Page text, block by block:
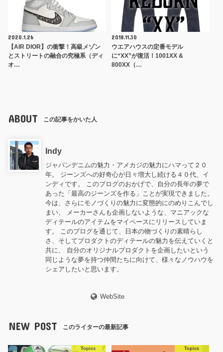
2020.1.26
【AIR DIOR】の衝撃！高級メゾン
とストリートの融合の究極系（ディ
オ…
2018.11.30
ウエアハウスの定番モデル
に“XX”が復活！1001XX &
800XX（…
ABOUT この記事をかいた人
Indy
ジャパンデニムの魅力・アメカジの魅力にハマって２０
年。 ジーンズへの好奇心が日々増大し続ける４０代、イ
ンディです。 このブログのおかげで、自分の長年の夢で
あった「最高のジーンズを作る」ことが実現できました。
今は、さらにモノづくりの魅力に変態的にのめりこんでし
まい、 メーカーさんも企画しないような、マニアックな
ディテールのアイテムをマイペースにリリースしていま
す。 このブログを通じて、日本の物づくりの素晴らし
さ、そしてプロダクトのディテールの魅力を伝えていくと
共に、 自分のオリジナルプロダクトを企画したいという
同じような夢を持つ仲間たちに向けて、様々なノウハウを
シェアしたいと思います。
WebSite
NEW POST このライターの最新記事
Topics Topics